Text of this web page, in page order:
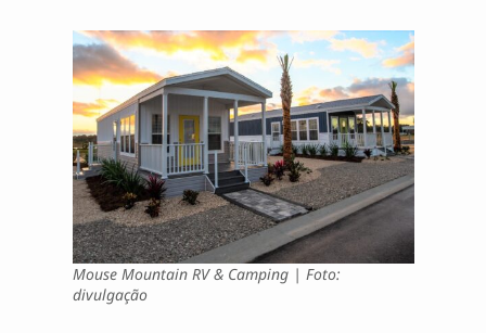
Mouse Mountain RV & Camping | Foto:
divulgação